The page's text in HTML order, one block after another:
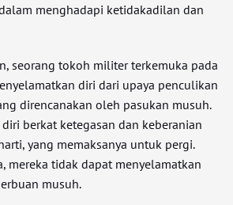
menghadapi ketidakadilan dan
seorang tokoh militer terkemuka pada
diri dari upaya penculikan
direncanakan oleh pasukan musuh.
berkat ketegasan dan keberanian
yang memaksanya untuk pergi.
mereka tidak dapat menyelamatkan
musuh.